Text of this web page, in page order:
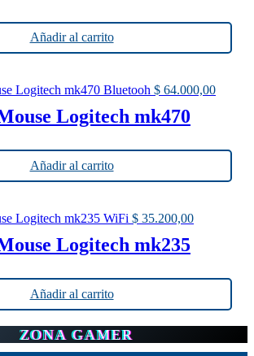
Añadir al carrito
$ 64.000,00
Logitech mk470
Añadir al carrito
$ 35.200,00
Logitech mk235
Añadir al carrito
ZONA GAMER